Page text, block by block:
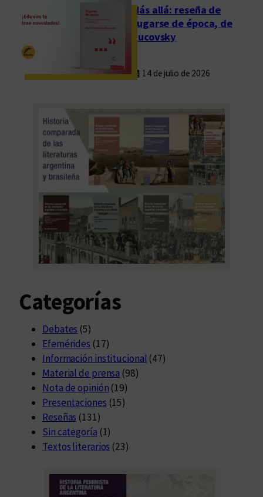
Más allá: reseña de
Fugarse de época, de
Rucovsky
14 de julio de 2026
Categorías
Debates (5)
Efemérides (17)
Información institucional (47)
Material de prensa (98)
Nota de opinión (19)
Presentaciones (15)
Reseñas (131)
Sin categoría (1)
Textos literarios (23)